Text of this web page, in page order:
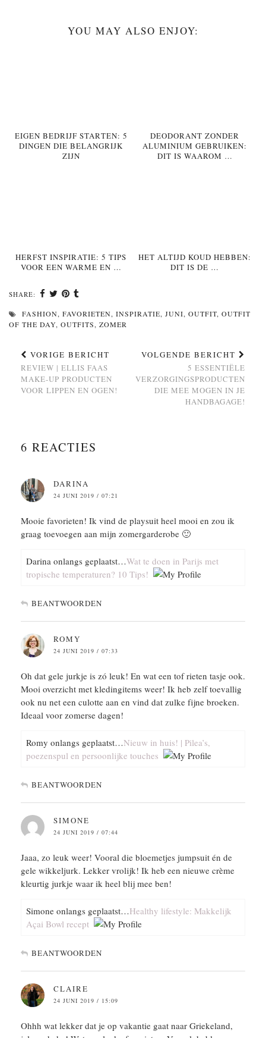
YOU MAY ALSO ENJOY:
EIGEN BEDRIJF STARTEN: 5
DINGEN DIE BELANGRIJK
ZIJN
DEODORANT ZONDER
ALUMINIUM GEBRUIKEN:
DIT IS WAAROM …
HERFST INSPIRATIE: 5 TIPS
VOOR EEN WARME EN …
HET ALTIJD KOUD HEBBEN:
DIT IS DE …
SHARE:
FASHION, FAVORIETEN, INSPIRATIE, JUNI, OUTFIT, OUTFIT
OF THE DAY, OUTFITS, ZOMER
VORIGE BERICHT
REVIEW | ELLIS FAAS
MAKE-UP PRODUCTEN
VOOR LIPPEN EN OGEN!
VOLGENDE BERICHT
5 ESSENTIËLE
VERZORGINGSPRODUCTEN
DIE MEE MOGEN IN JE
HANDBAGAGE!
6 REACTIES
DARINA
24 JUNI 2019 / 07:21
Mooie favorieten! Ik vind de playsuit heel mooi en zou ik
graag toevoegen aan mijn zomergarderobe 🙂
Darina onlangs geplaatst…Wat te doen in Parijs met
tropische temperaturen? 10 Tips!
BEANTWOORDEN
ROMY
24 JUNI 2019 / 07:33
Oh dat gele jurkje is zó leuk! En wat een tof rieten tasje ook.
Mooi overzicht met kledingitems weer! Ik heb zelf toevallig
ook nu net een culotte aan en vind dat zulke fijne broeken.
Ideaal voor zomerse dagen!
Romy onlangs geplaatst…Nieuw in huis! | Pilea’s,
poezenspul en persoonlijke touches
BEANTWOORDEN
SIMONE
24 JUNI 2019 / 07:44
Jaaa, zo leuk weer! Vooral die bloemetjes jumpsuit én de
gele wikkeljurk. Lekker vrolijk! Ik heb een nieuwe crème
kleurtig jurkje waar ik heel blij mee ben!
Simone onlangs geplaatst…Healthy lifestyle: Makkelijk
Açai Bowl recept
BEANTWOORDEN
CLAIRE
24 JUNI 2019 / 15:09
Ohhh wat lekker dat je op vakantie gaat naar Griekeland,